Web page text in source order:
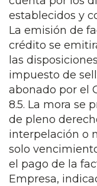
establecidos y
La emisión de
crédito se
las
impuesto de
abonado por el
8.5. La mora se
de pleno
interpelación o
solo
el pago de la
Empresa,